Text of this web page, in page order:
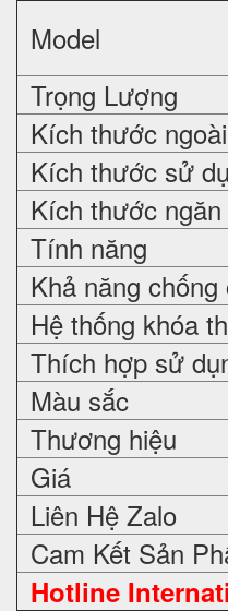
Model
Trọng Lượng
Kích thước ngoài
Kích thước sử
Kích thước
Tính năng
Khả năng chống
Hệ thống khóa
Thích hợp sử
Màu sắc
Thương hiệu
Giá
Liên Hệ Zalo
Cam Kết Sản
Hotline